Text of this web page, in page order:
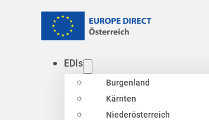
EDIs
Burgenland
Kärnten
Niederösterreich